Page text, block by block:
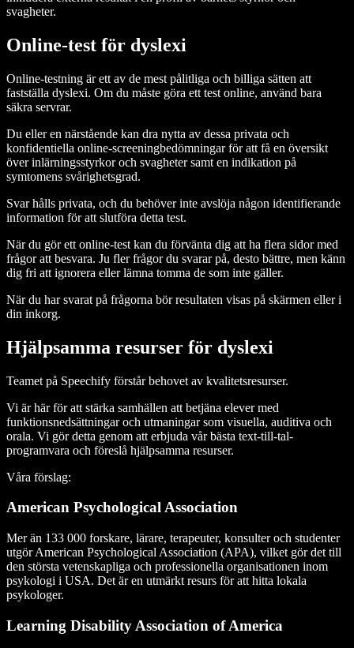
svagheter.
Online-test för dyslexi
Online-testning är ett av de mest pålitliga och billiga sätten att
fastställa dyslexi. Om du måste göra ett test online, använd bara
säkra servrar.
Du eller en närstående kan dra nytta av dessa privata och
konfidentiella online-screeningbedömningar för att få en översikt
över inlärningsstyrkor och svagheter samt en indikation på
symtomens svårighetsgrad.
Svar hålls privata, och du behöver inte avslöja någon identifierande
information för att slutföra detta test.
När du gör ett online-test kan du förvänta dig att ha flera sidor med
frågor att besvara. Ju fler frågor du svarar på, desto bättre, men känn
dig fri att ignorera eller lämna tomma de som inte gäller.
När du har svarat på frågorna bör resultaten visas på skärmen eller i
din inkorg.
Hjälpsamma resurser för dyslexi
Teamet på Speechify förstår behovet av kvalitetsresurser.
Vi är här för att stärka samhällen att betjäna elever med
funktionsnedsättningar och utmaningar som visuella, auditiva och
orala. Vi gör detta genom att erbjuda vår bästa text-till-tal-
programvara och föreslå hjälpsamma resurser.
Våra förslag:
American Psychological Association
Mer än 133 000 forskare, lärare, terapeuter, konsulter och studenter
utgör American Psychological Association (APA), vilket gör det till
den största vetenskapliga och professionella organisationen inom
psykologi i USA. Det är en utmärkt resurs för att hitta lokala
psykologer.
Learning Disability Association of America